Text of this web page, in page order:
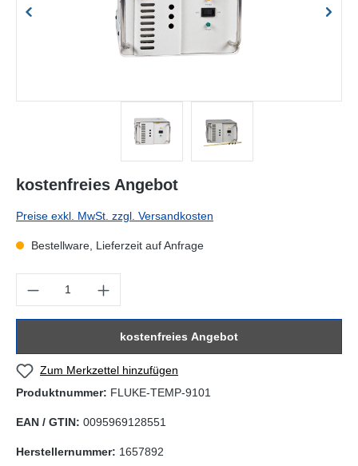
kostenfreies Angebot
Preise exkl. MwSt. zzgl. Versandkosten
Bestellware, Lieferzeit auf Anfrage
kostenfreies Angebot
Zum Merkzettel hinzufügen
Produktnummer: FLUKE-TEMP-9101
EAN / GTIN: 0095969128551
Herstellernummer: 1657892